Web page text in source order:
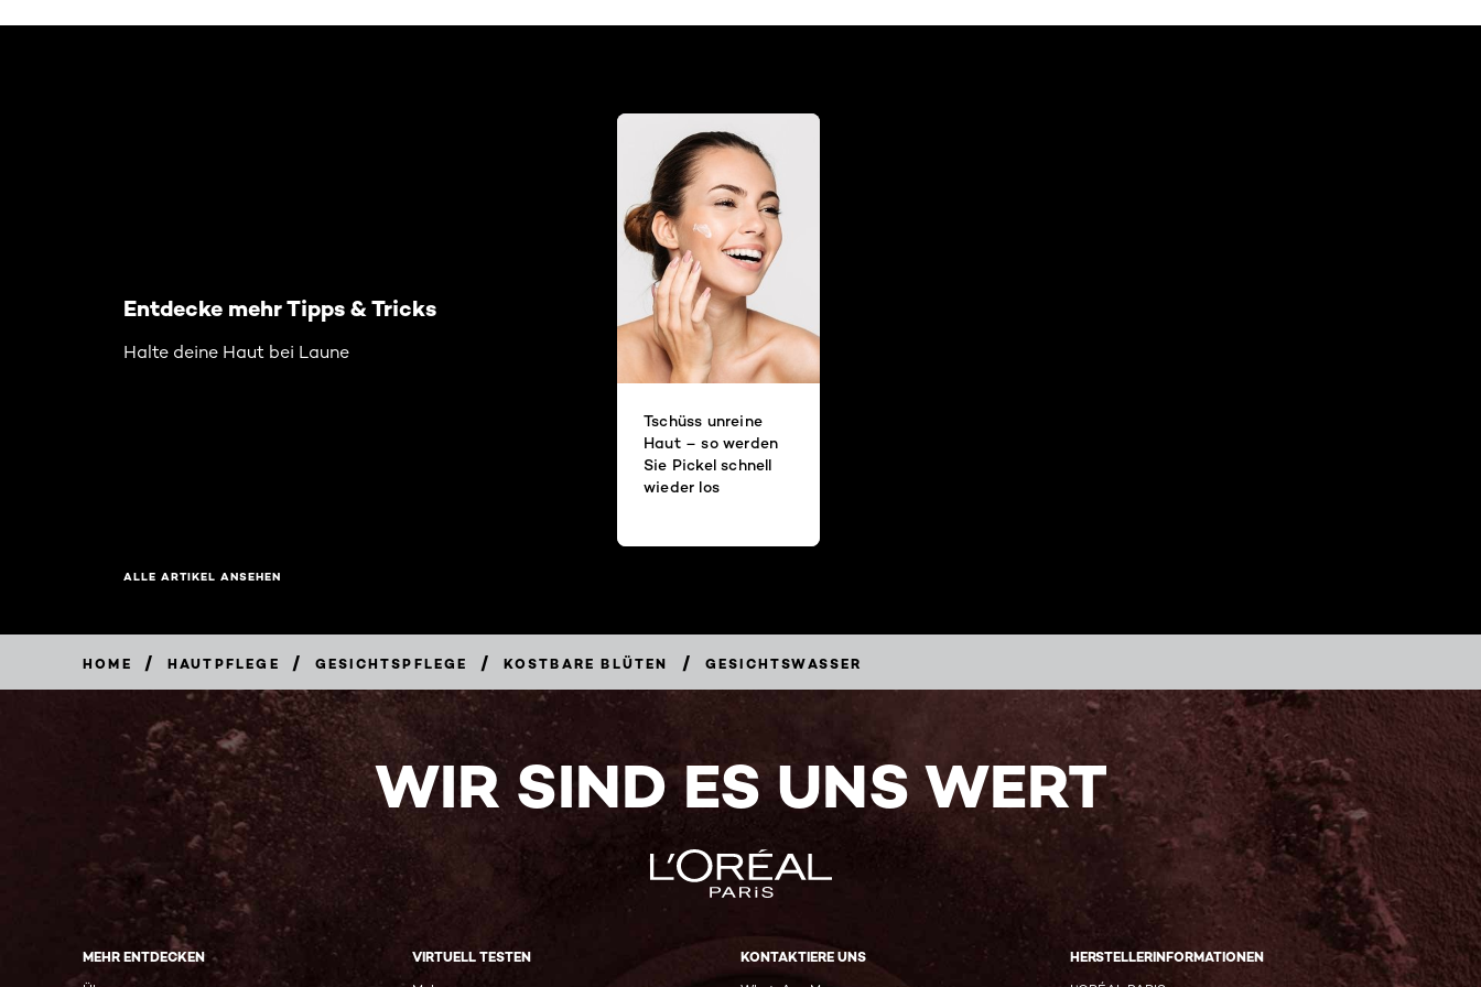
Entdecke mehr Tipps & Tricks
Halte deine Haut bei Laune
Tschüss unreine
Haut – so werden
Sie Pickel schnell
wieder los
ALLE ARTIKEL ANSEHEN
HOME / HAUTPFLEGE / GESICHTSPFLEGE / KOSTBARE BLÜTEN / GESICHTSWASSER
WIR SIND ES UNS WERT
MEHR ENTDECKEN
VIRTUELL TESTEN
KONTAKTIERE UNS
HERSTELLERINFORMATIONEN